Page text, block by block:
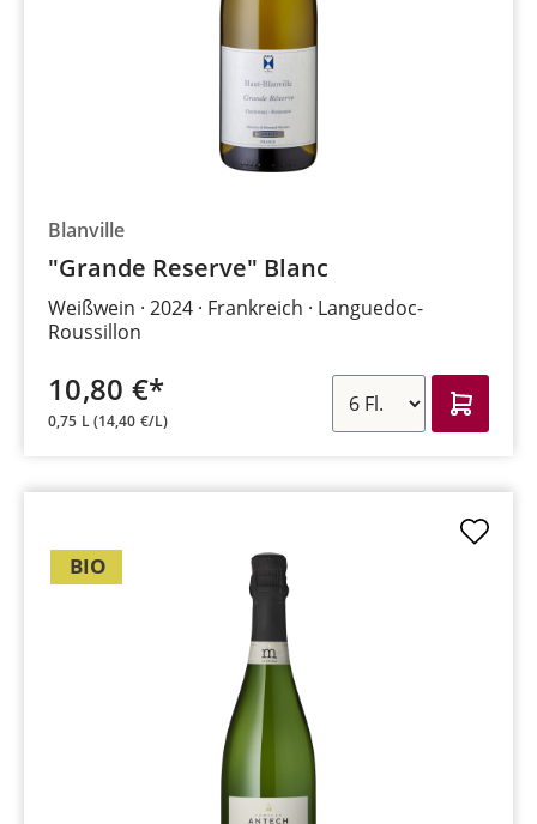
Blanville
"Grande Reserve" Blanc
Weißwein 2024 Frankreich
Languedoc-
Roussillon
10,80 €*
0,75 L(14,40 €/L)
BIO